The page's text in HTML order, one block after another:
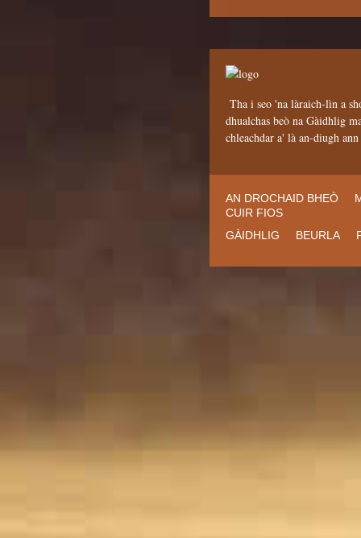
Tha i seo 'na làraich-lìn a
dhualchas beò na Gàidhlig
chleachdar a' là an-diugh
AN DROCHAID BHEÒ
CUIR FIOS
GÀIDHLIG
BEURLA